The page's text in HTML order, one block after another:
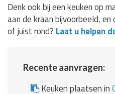
Denk ook bij een keuken op
aan de kraan bijvoorbeeld, en
of juist rond? Laat u helpen
Recente aanvragen:
Keuken plaatsen in